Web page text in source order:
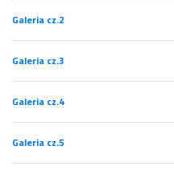
Polityka ochrony dzieci
Przewodniczący Rady Szkoły
Szkoła zimowa
Warsztaty interdyscyplinarne
Wykaz podręczników
Aplikacje szkolne
Biblioteka szkolna
Galeria cz.2
Galeria cz.3
Galeria cz.4
Galeria cz.5